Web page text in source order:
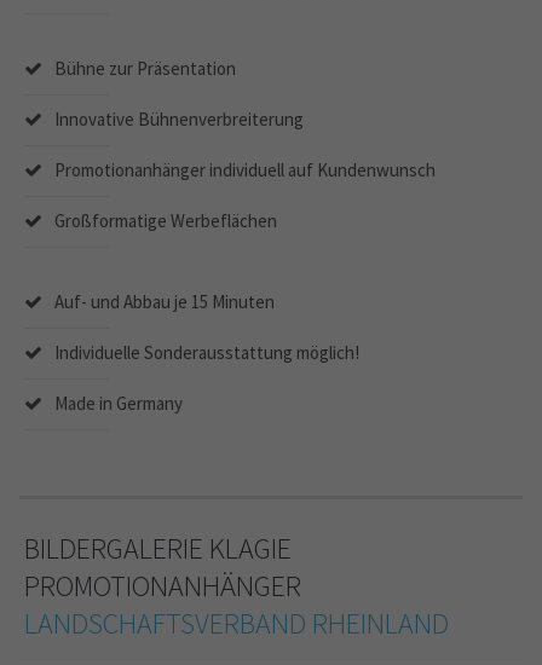
Bühne zur Präsentation
Innovative Bühnenverbreiterung
Promotionanhänger individuell auf Kundenwunsch
Großformatige Werbeflächen
Auf- und Abbau je 15 Minuten
Individuelle Sonderausstattung möglich!
Made in Germany
BILDERGALERIE KLAGIE
PROMOTIONANHÄNGER
LANDSCHAFTSVERBAND RHEINLAND